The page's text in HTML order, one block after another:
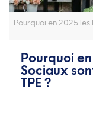
Pourquoi en 2025
Pourquoi
Sociaux
TPE ?